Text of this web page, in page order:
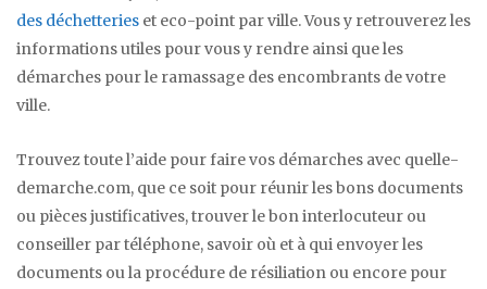
des déchetteries et eco-point par ville. Vous y retrouverez les
informations utiles pour vous y rendre ainsi que les
démarches pour le ramassage des encombrants de votre
ville.
Trouvez toute l’aide pour faire vos démarches avec quelle-
demarche.com, que ce soit pour réunir les bons documents
ou pièces justificatives, trouver le bon interlocuteur ou
conseiller par téléphone, savoir où et à qui envoyer les
documents ou la procédure de résiliation ou encore pour